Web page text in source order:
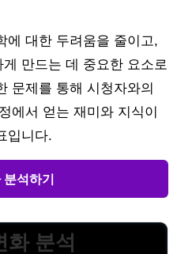
에 대한 두려움을 줄이고,
만드는 데 중요한 요소로
문제를 통해 시청자와의
에서 얻는 재미와 지식이
입니다.
분석하기
화 분석